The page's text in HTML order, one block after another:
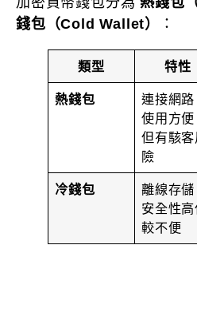
錢包（Cold Wallet）
：
類型 特性
熱錢包
連接網路
使用方便
但有駭客
險
冷錢包
離線存儲
安全性高
較不便